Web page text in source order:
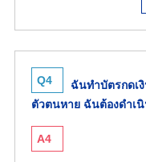
Q4
ฉันทำบัตรกดเ
ตัวตนหาย ฉันต้องดำเนิ
A4